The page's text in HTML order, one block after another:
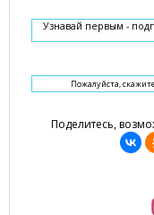
Узнавай первым -
Пожалуйста,
Поделитесь,